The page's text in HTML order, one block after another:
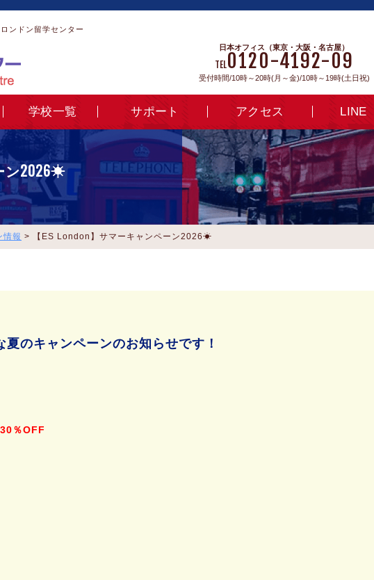
ンドン留学センター
日本オフィス（東京・大阪・名古屋）
TEL0120-4192-09
受付時間/10時～20時(月～金)/10時～19時(土日祝)
学校一覧 サポート アクセス LINE
ン2026☀
情報 > 【ES London】サマーキャンペーン2026☀
のキャンペーンのお知らせです！
30％OFF